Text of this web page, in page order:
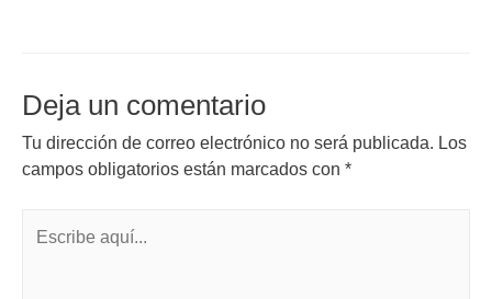
Deja un comentario
Tu dirección de correo electrónico no será publicada. Los
campos obligatorios están marcados con *